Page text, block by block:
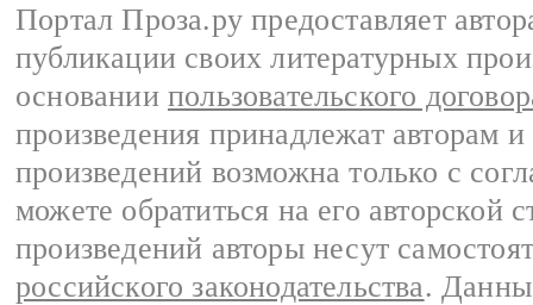
Портал Проза.ру предоставляет
публикации своих литературных
основании пользовательского
произведения принадлежат авторам
произведений возможна только с
можете обратиться на его авторской
произведений авторы несут
российского законодательства.